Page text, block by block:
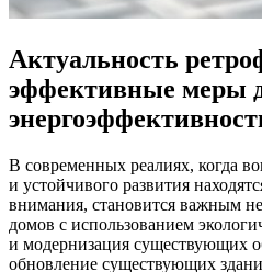
Актуальность
эффективные меры
В современных реалиях, когда
и устойчивого развития
внимания, становится важным
домов с использованием
и модернизация существующих
обновление существующих